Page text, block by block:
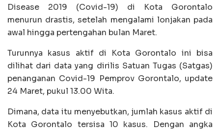
Disease 2019 (Covid-19) di Kota Gorontalo
menurun drastis, setelah mengalami lonjakan pada
awal hingga pertengahan bulan Maret.
Turunnya kasus aktif di Kota Gorontalo ini bisa
dilihat dari data yang dirilis Satuan Tugas (Satgas)
penanganan Covid-19 Pemprov Gorontalo, update
24 Maret, pukul 13.00 Wita.
Dimana, data itu menyebutkan, jumlah kasus aktif di
Kota Gorontalo tersisa 10 kasus. Dengan angka